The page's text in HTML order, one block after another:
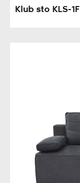
Klub sto KLS-1F